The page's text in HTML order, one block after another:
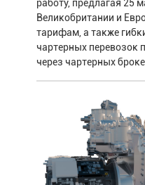
работу, предлагая 25
Великобритании и
тарифам, а также
чартерных перевозок
через чартерных